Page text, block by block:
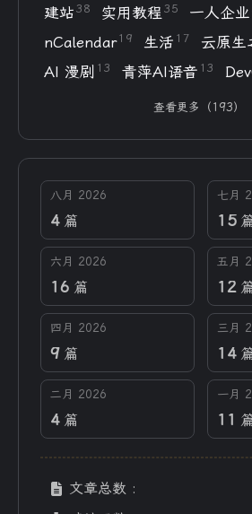
建站 38 实用教程 35 一人企业
nCalendar 19 生活 17 云原生
AI 漫剧 13 青萍AI语音 13
查看更多（193）
八月 2026
4 篇
七月
15
六月 2026
16 篇
五月
12
四月 2026
9 篇
三月
14
二月 2026
4 篇
一月
11
文章总数 :